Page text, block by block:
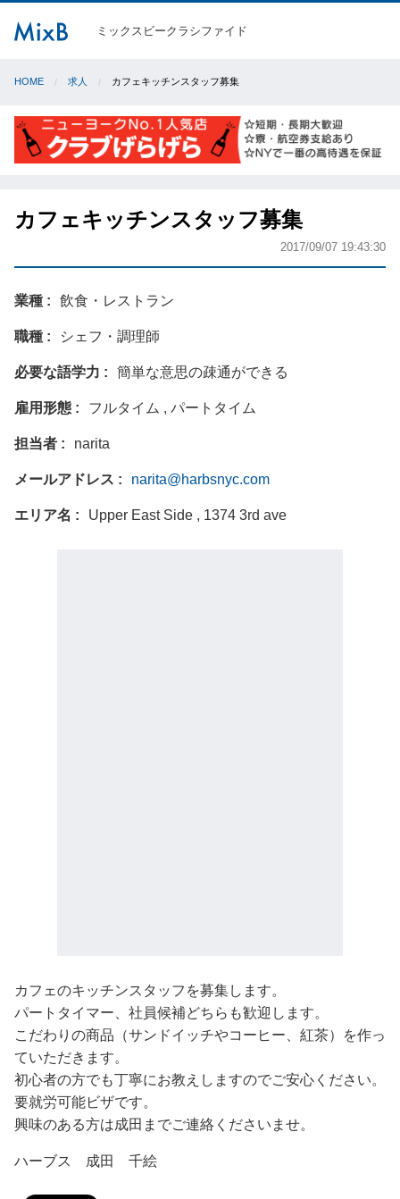
ミックスビークラシファイド
HOME 求人 カフェキッチンスタッフ募集
カフェキッチンスタッフ募集
2017/09/07 19:43:30
業種 飲食・レストラン
職種 シェフ・調理師
必要な語学力 簡単な意思の疎通ができる
雇用形態 フルタイム , パートタイム
担当者 narita
メールアドレス narita@harbsnyc.com
エリア名 Upper East Side , 1374 3rd ave
カフェのキッチンスタッフを募集します。
パートタイマー、社員候補どちらも歓迎します。
こだわりの商品（サンドイッチやコーヒー、紅茶）を作っ
ていただきます。
初心者の方でも丁寧にお教えしますのでご安心ください。
要就労可能ビザです。
興味のある方は成田までご連絡くださいませ。
ハーブス 成田 千絵